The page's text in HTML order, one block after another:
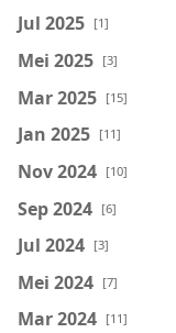
Jul 2025 [1]
Mei 2025 [3]
Mar 2025 [15]
Jan 2025 [11]
Nov 2024 [10]
Sep 2024 [6]
Jul 2024 [3]
Mei 2024 [7]
Mar 2024 [11]